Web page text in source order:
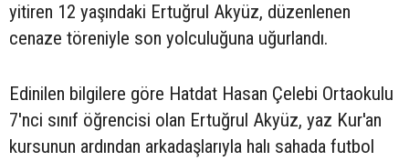
yitiren 12 yaşındaki Ertuğrul Akyüz, düzenlenen
cenaze töreniyle son yolculuğuna uğurlandı.
Edinilen bilgilere göre Hatdat Hasan Çelebi Ortaokulu
7'nci sınıf öğrencisi olan Ertuğrul Akyüz, yaz Kur'an
kursunun ardından arkadaşlarıyla halı sahada futbol